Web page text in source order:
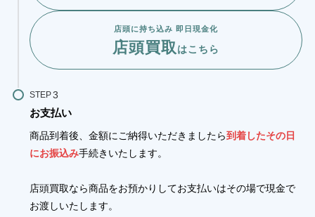
店頭に持ち込み 即日現金化
店頭買取はこちら
STEP
お支払い
商品到着後、金額にご納得いただきましたら到着したその日
にお振込み手続きいたします。
店頭買取なら商品をお預かりしてお支払いはその場で現金で
お渡しいたします。